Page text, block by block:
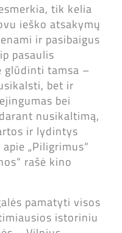
tik kelia
ieško atsakymų
ir pasibaigus
pasaulis
tamsa –
bet ir
bei
nusikaltimą,
ir lydintys
„Piligrimus“
rašė kino
pamatyti visos
istoriniu